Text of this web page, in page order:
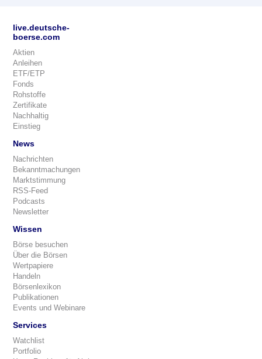
live.deutsche-
boerse.com
Aktien
Anleihen
ETF/ETP
Fonds
Rohstoffe
Zertifikate
Nachhaltig
Einstieg
News
Nachrichten
Bekanntmachungen
Marktstimmung
RSS-Feed
Podcasts
Newsletter
Wissen
Börse besuchen
Über die Börsen
Wertpapiere
Handeln
Börsenlexikon
Publikationen
Events und Webinare
Services
Watchlist
Portfolio